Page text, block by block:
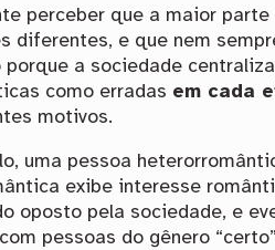
perceber que a maior
diferentes, e que nem
porque a sociedade
como erradas em cada
motivos.
uma pessoa
exibe interesse
oposto pela sociedade, e
pessoas do gênero